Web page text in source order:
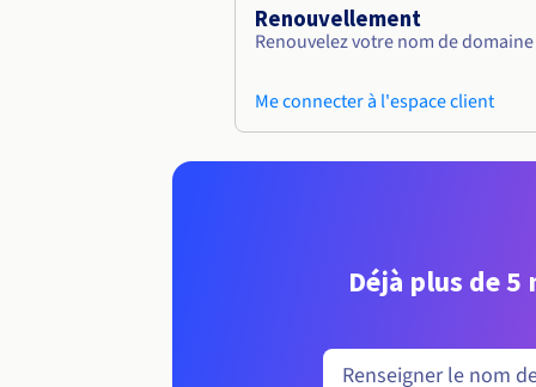
Renouvellement
Renouvelez votre nom de
Me connecter à l'espace client
Déjà plus de